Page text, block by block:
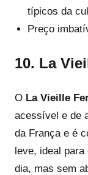
típicos da
Preço
10. La
O La Vieille
acessível e de
da França e é
leve, ideal
dia, mas sem